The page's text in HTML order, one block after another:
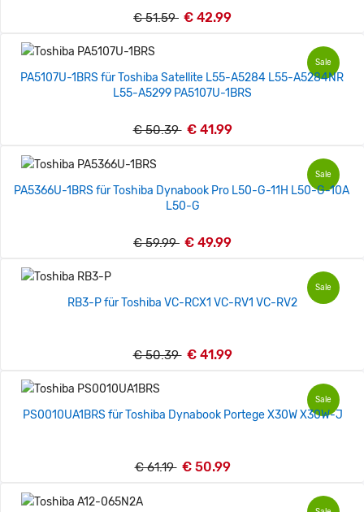
€ 51.59 € 42.99
Sale
PA5107U-1BRS für Toshiba Satellite L55-A5284 L55-A5284NR
L55-A5299 PA5107U-1BRS
€ 50.39 € 41.99
Sale
PA5366U-1BRS für Toshiba Dynabook Pro L50-G-11H L50-G-10A
L50-G
€ 59.99 € 49.99
Sale
RB3-P für Toshiba VC-RCX1 VC-RV1 VC-RV2
€ 50.39 € 41.99
Sale
PS0010UA1BRS für Toshiba Dynabook Portege X30W X30W-J
€ 61.19 € 50.99